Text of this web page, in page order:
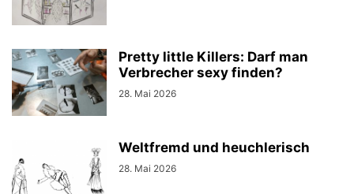
WWW.JOURNALISTISCHE-VERANTWORTUNG.DE
Pretty little Killers: Darf man
Verbrecher sexy finden?
28. Mai 2026
Weltfremd und heuchlerisch
28. Mai 2026